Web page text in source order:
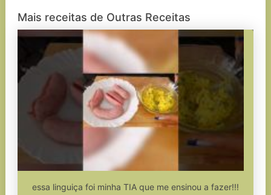
Mais receitas de Outras Receitas
essa linguiça foi minha TIA que me ensinou a fazer!!!